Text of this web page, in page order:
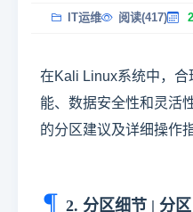
IT运维 阅读(417)
在Kali Linux系统中，
能、数据安全性和灵活
的分区建议及详细操作
2. 分区细节 | 分